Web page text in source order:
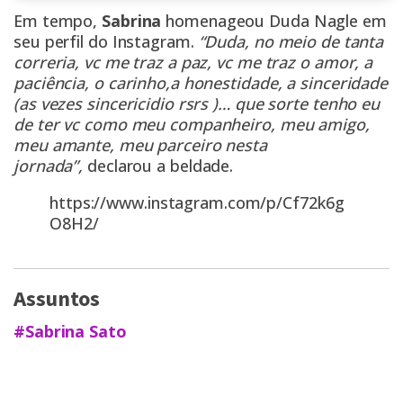
Em tempo, Sabrina homenageou Duda Nagle em
seu perfil do Instagram. “Duda, no meio de tanta
correria, vc me traz a paz, vc me traz o amor, a
paciência, o carinho,a honestidade, a sinceridade
(as vezes sincericidio rsrs )… que sorte tenho eu
de ter vc como meu companheiro, meu amigo,
meu amante, meu parceiro nesta
jornada”, declarou a beldade.
https://www.instagram.com/p/Cf72k6g
O8H2/
Assuntos
#Sabrina Sato